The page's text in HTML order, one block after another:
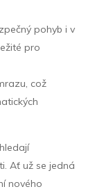
pohyb i v
pro
což
Ať už se jedná
nového